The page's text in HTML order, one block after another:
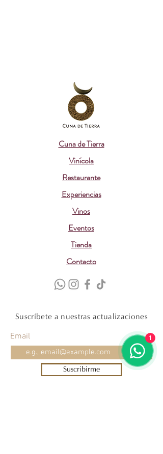
Cuna de Tierra
Vinícola
Restaurante
Experiencias
Vinos
Eventos
Tienda
Contacto
Suscríbete a nuestras actualizaciones
Email
Suscribirme
1